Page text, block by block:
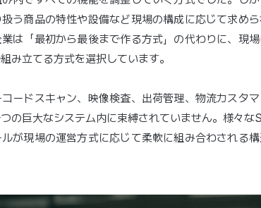
う商品の特性や設備など現場の構成に応じて求め
は「最初から最後まで作る方式」の代わりに、現
み立てる方式を選択しています。
ードスキャン、映像検査、出荷管理、物流カスタ
の巨大なシステム内に束縛されていません。様々な
が現場の運営方式に応じて柔軟に組み合わされる